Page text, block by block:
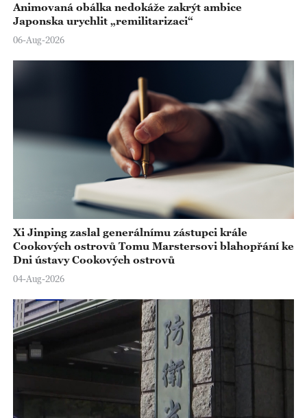
Animovaná obálka nedokáže zakrýt ambice
Japonska urychlit „remilitarizaci“
06-Aug-2026
Xi Jinping zaslal generálnímu zástupci krále
Cookových ostrovů Tomu Marstersovi blahopřání ke
Dni ústavy Cookových ostrovů
04-Aug-2026